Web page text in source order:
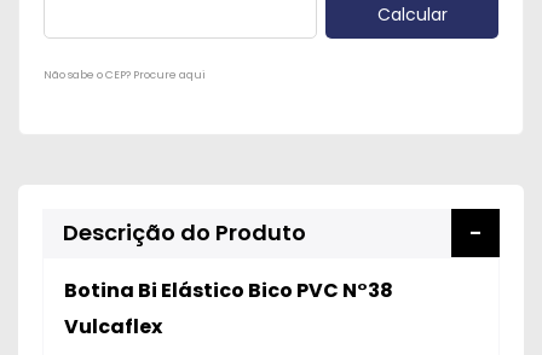
Não sabe o CEP? Procure aqui
Descrição do Produto
Botina Bi Elástico Bico PVC N°38
Vulcaflex